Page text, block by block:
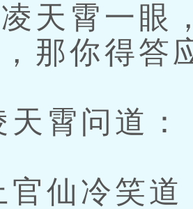
天霄一眼
，那你得答
霄问道：
仙冷笑道